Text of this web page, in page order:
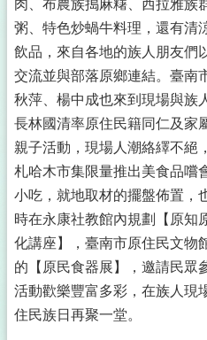
肉、布農族搗麻糬、西拉雅族
粥、特色炒蝸牛料理，還有清
飲品，來自各地的族人朋友們
交流並與部落原鄉連結。臺南
秋萍、楊中成也來到現場與族
長林國清率原住民籍同仁及家
親子活動，現場人潮絡繹不絕
札哈木市集限量推出美食品嚐
小吃，就地取材的擺盤佈置，
時在永康社教館內規劃【原
化講座】，臺南市原住民文物
的【原民食器展】，邀請民眾
活動歡樂豐富多彩，在族人現
住民族日再聚一堂。